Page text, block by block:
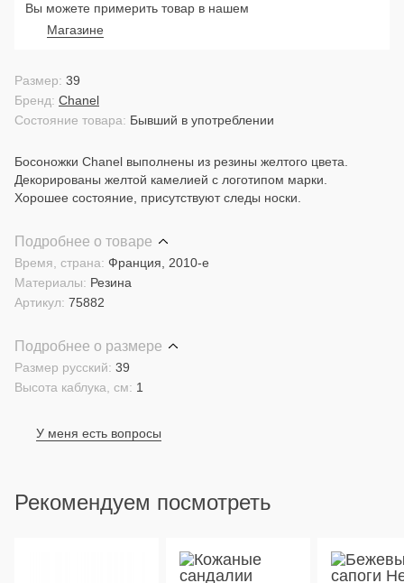
Вы можете примерить товар в нашем
Магазине
Состояние товара: Бывший в употреблении
Бренд: Chanel
Размер: 39
Босоножки Chanel выполнены из резины желтого цвета.
Декорированы желтой камелией с логотипом марки.
Хорошее состояние, присутствуют следы носки.
Подробнее о товаре
Материалы: Резина
Время, страна: Франция, 2010-е
Артикул: 75882
Подробнее о размере
Высота каблука, см: 1
Размер русский: 39
У меня есть вопросы
Рекомендуем посмотреть